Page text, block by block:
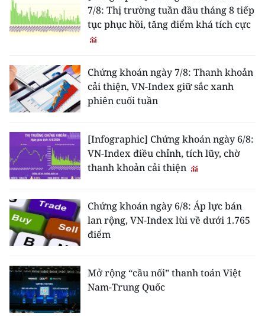
Chuyên trang Hà Nội
CHUYÊN ĐỀ
CÁC CHUYÊN TRANG
VỀ BÁO NHÂN DÂN
THỜI NAY
NHÂN DÂN CUỐI TUẦN
NHÂN DÂN HẰNG THÁNG
ĐỌC BÁO IN
7/8: Thị trường tuần đầu tháng 8 tiếp
tục phục hồi, tăng điểm khá tích cực
Chứng khoán ngày 7/8: Thanh khoản
cải thiện, VN-Index giữ sắc xanh
phiên cuối tuần
[Infographic] Chứng khoán ngày 6/8:
VN-Index điều chỉnh, tích lũy, chờ
thanh khoản cải thiện
Chứng khoán ngày 6/8: Áp lực bán
lan rộng, VN-Index lùi về dưới 1.765
điểm
Mở rộng “cầu nối” thanh toán Việt
Nam-Trung Quốc